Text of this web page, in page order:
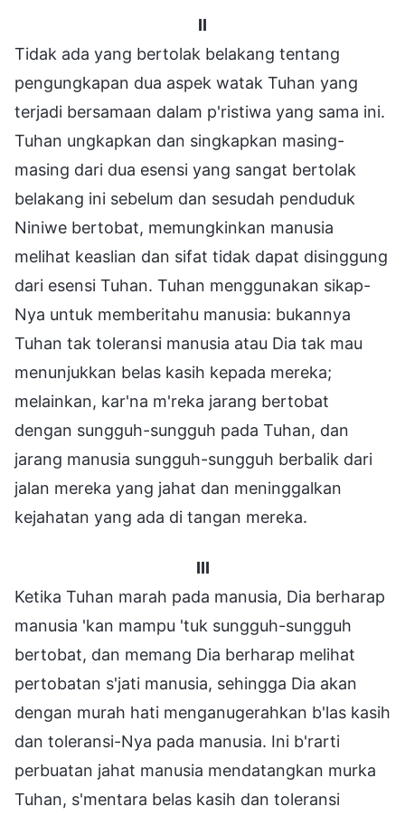
II
Tidak ada yang bertolak belakang tentang
pengungkapan dua aspek watak Tuhan yang
terjadi bersamaan dalam p'ristiwa yang sama ini.
Tuhan ungkapkan dan singkapkan masing-
masing dari dua esensi yang sangat bertolak
belakang ini sebelum dan sesudah penduduk
Niniwe bertobat, memungkinkan manusia
melihat keaslian dan sifat tidak dapat disinggung
dari esensi Tuhan. Tuhan menggunakan sikap-
Nya untuk memberitahu manusia: bukannya
Tuhan tak toleransi manusia atau Dia tak mau
menunjukkan belas kasih kepada mereka;
melainkan, kar'na m'reka jarang bertobat
dengan sungguh-sungguh pada Tuhan, dan
jarang manusia sungguh-sungguh berbalik dari
jalan mereka yang jahat dan meninggalkan
kejahatan yang ada di tangan mereka.
III
Ketika Tuhan marah pada manusia, Dia berharap
manusia 'kan mampu 'tuk sungguh-sungguh
bertobat, dan memang Dia berharap melihat
pertobatan s'jati manusia, sehingga Dia akan
dengan murah hati menganugerahkan b'las kasih
dan toleransi-Nya pada manusia. Ini b'rarti
perbuatan jahat manusia mendatangkan murka
Tuhan, s'mentara belas kasih dan toleransi